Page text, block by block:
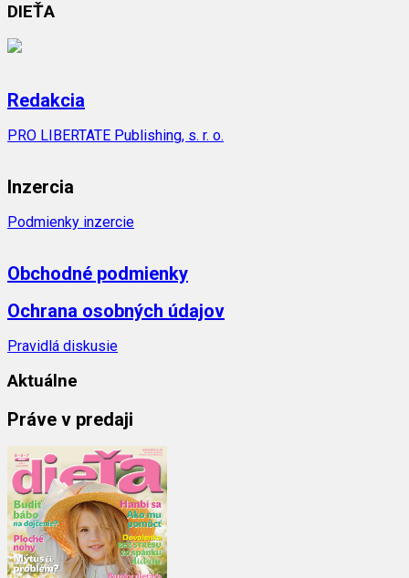
DIEŤA
Redakcia
PRO LIBERTATE Publishing, s. r. o.
Inzercia
Podmienky inzercie
Obchodné podmienky
Ochrana osobných údajov
Pravidlá diskusie
Aktuálne
Práve v predaji